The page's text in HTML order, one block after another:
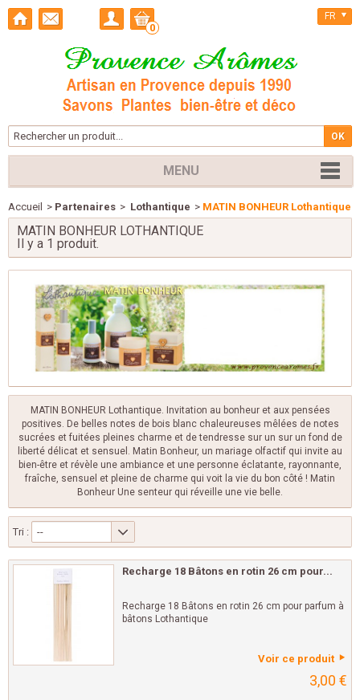
0
FR
MENU
Accueil > Partenaires > Lothantique > MATIN BONHEUR Lothantique
MATIN BONHEUR LOTHANTIQUE
Il y a 1 produit.
MATIN BONHEUR Lothantique. Invitation au bonheur et aux pensées
positives. De belles notes de bois blanc chaleureuses mêlées de notes
sucrées et fuitées pleines charme et de tendresse sur un sur un fond de
liberté délicat et sensuel. Matin Bonheur, un mariage olfactif qui invite au
bien-être et révèle une ambiance et une personne éclatante, rayonnante,
fraîche, sensuel et pleine de charme qui voit la vie du bon côté ! Matin
Bonheur Une senteur qui réveille une vie belle.
Tri : --
Recharge 18 Bâtons en rotin 26 cm pour...
Recharge 18 Bâtons en rotin 26 cm pour parfum à
bâtons Lothantique
Voir ce produit
3,00 €